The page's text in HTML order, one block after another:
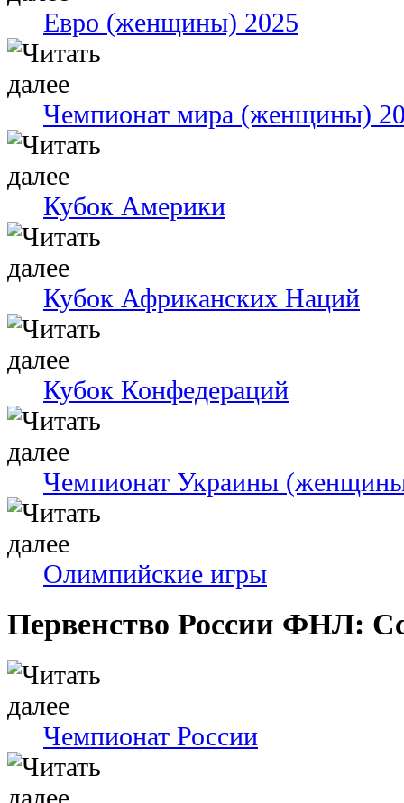
Евро (женщины) 2025
Чемпионат мира (женщины)
Кубок Америки
Кубок Африканских Наций
Кубок Конфедераций
Чемпионат Украины
Олимпийские игры
Первенство России ФНЛ:
Чемпионат России